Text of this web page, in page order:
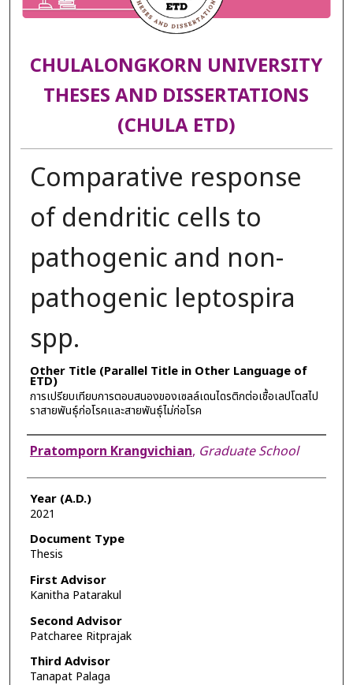
CHULALONGKORN UNIVERSITY
THESES AND DISSERTATIONS
(CHULA ETD)
Comparative response
of dendritic cells to
pathogenic and non-
pathogenic leptospira
spp.
Other Title (Parallel Title in Other Language of
ETD)
การเปรียบเทียบการตอบสนองของเซลล์เดนไดรติกต่อเชื้อเลปโตสไป
ราสายพันธุ์ก่อโรคและสายพันธุ์ไม่ก่อโรค
Author
Pratomporn Krangvichian, Graduate School
Year (A.D.)
2021
Document Type
Thesis
First Advisor
Kanitha Patarakul
Second Advisor
Patcharee Ritprajak
Third Advisor
Tanapat Palaga